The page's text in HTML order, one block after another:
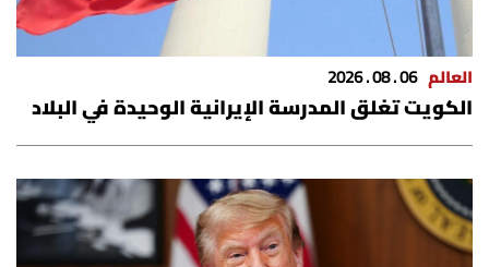
العالم 06 . 08 . 2026
الكويت تغلق المدرسة الإيرانية الوحيدة في البلاد